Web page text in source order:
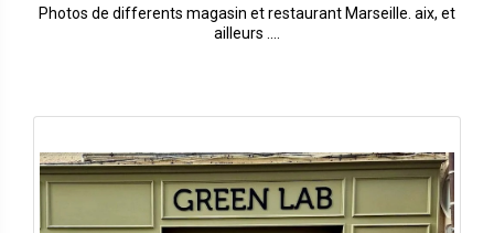
Photos de differents magasin et restaurant Marseille. aix, et
ailleurs ....